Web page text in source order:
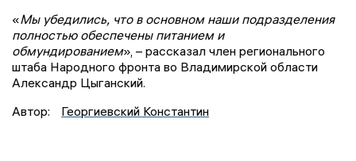
«Мы убедились, что в основном наши подразделения
полностью обеспечены питанием и
обмундированием», – рассказал член регионального
штаба Народного фронта во Владимирской области
Александр Цыганский.
Автор:
Георгиевский Константин